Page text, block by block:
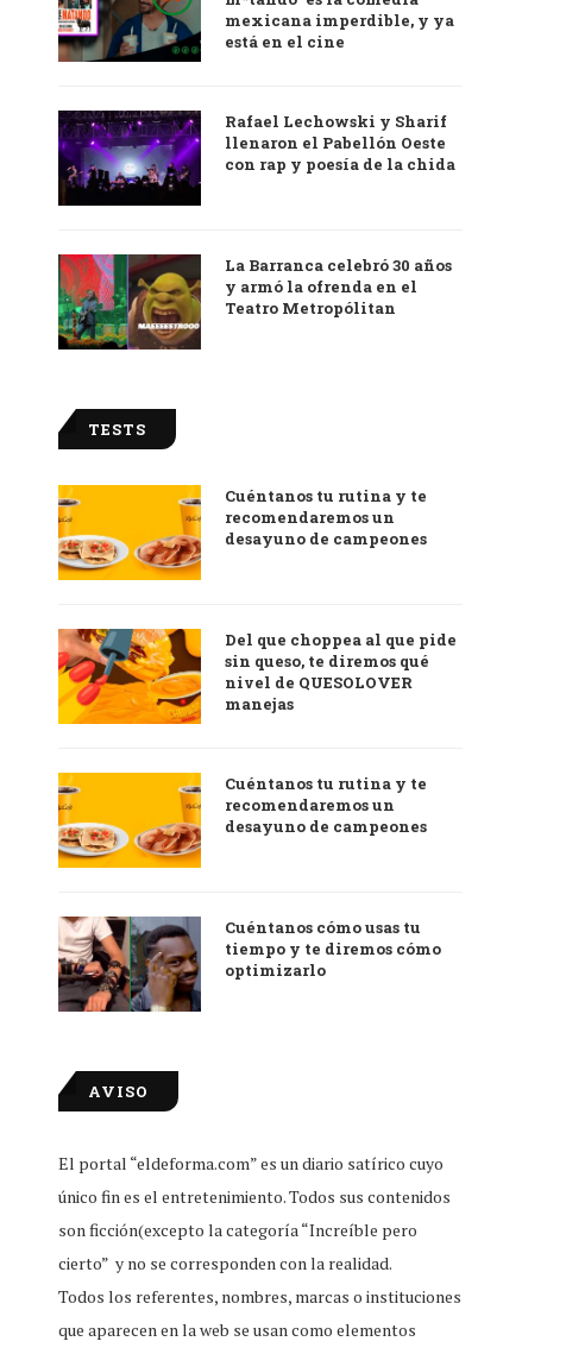
ingreso, feliz por...
Jul 31, 2026
Duolingo para dar...
Jul 31, 2026
mexicana imperdible, y ya
está en el cine
Rafael Lechowski y Sharif
llenaron el Pabellón Oeste
con rap y poesía de la chida
La Barranca celebró 30 años
y armó la ofrenda en el
Teatro Metropólitan
TESTS
Cuéntanos tu rutina y te
recomendaremos un
desayuno de campeones
Del que choppea al que pide
sin queso, te diremos qué
nivel de QUESOLOVER
manejas
Cuéntanos tu rutina y te
recomendaremos un
desayuno de campeones
Cuéntanos cómo usas tu
tiempo y te diremos cómo
optimizarlo
AVISO
El portal “eldeforma.com” es un diario satírico cuyo
único fin es el entretenimiento. Todos sus contenidos
son ficción(excepto la categoría “Increíble pero
cierto” y no se corresponden con la realidad.
Todos los referentes, nombres, marcas o instituciones
que aparecen en la web se usan como elementos